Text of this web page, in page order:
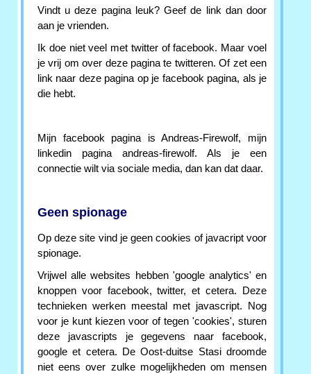
Vindt u deze pagina leuk? Geef de link dan door
aan je vrienden.
Ik doe niet veel met twitter of facebook. Maar voel
je vrij om over deze pagina te twitteren. Of zet een
link naar deze pagina op je facebook pagina, als je
die hebt.
Mijn facebook pagina is Andreas-Firewolf, mijn
linkedin pagina andreas-firewolf. Als je een
connectie wilt via sociale media, dan kan dat daar.
Geen spionage
Op deze site vind je geen cookies of javacript voor
spionage.
Vrijwel alle websites hebben 'google analytics' en
knoppen voor facebook, twitter, et cetera. Deze
technieken werken meestal met javascript. Nog
voor je kunt kiezen voor of tegen 'cookies', sturen
deze javascripts je gegevens naar facebook,
google et cetera. De Oost-duitse Stasi droomde
niet eens over zulke mogelijkheden om mensen